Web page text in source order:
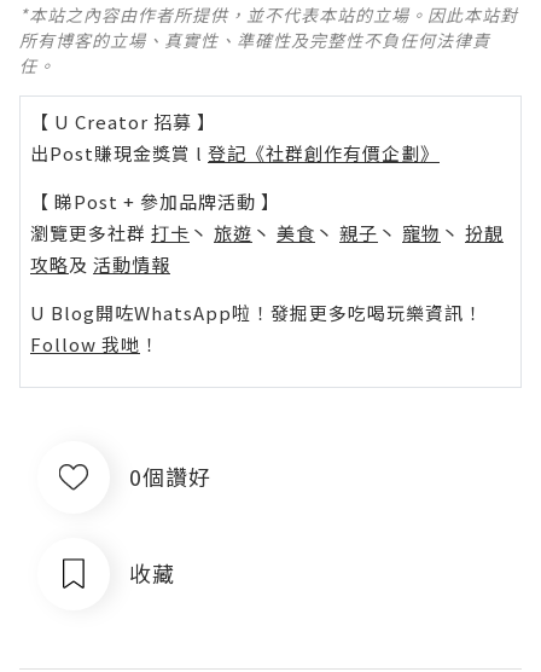
*本站之內容由作者所提供，並不代表本站的立場。因此本站對
所有博客的立場、真實性、準確性及完整性不負任何法律責
任。
【 U Creator 招募 】
出Post賺現金獎賞 l 登記《社群創作有價企劃》
【 睇Post + 參加品牌活動 】
瀏覽更多社群 打卡 丶 旅遊 丶 美食 丶 親子 丶 寵物 丶 扮靚
攻略及 活動情報
U Blog開咗WhatsApp啦！發掘更多吃喝玩樂資訊！
Follow 我哋 ！
0個讚好
收藏